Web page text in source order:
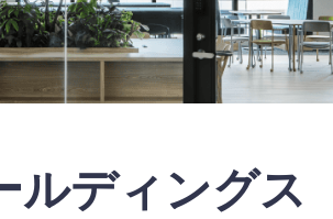
ルディングス